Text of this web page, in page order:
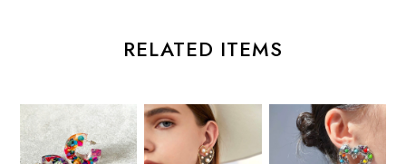
RELATED ITEMS